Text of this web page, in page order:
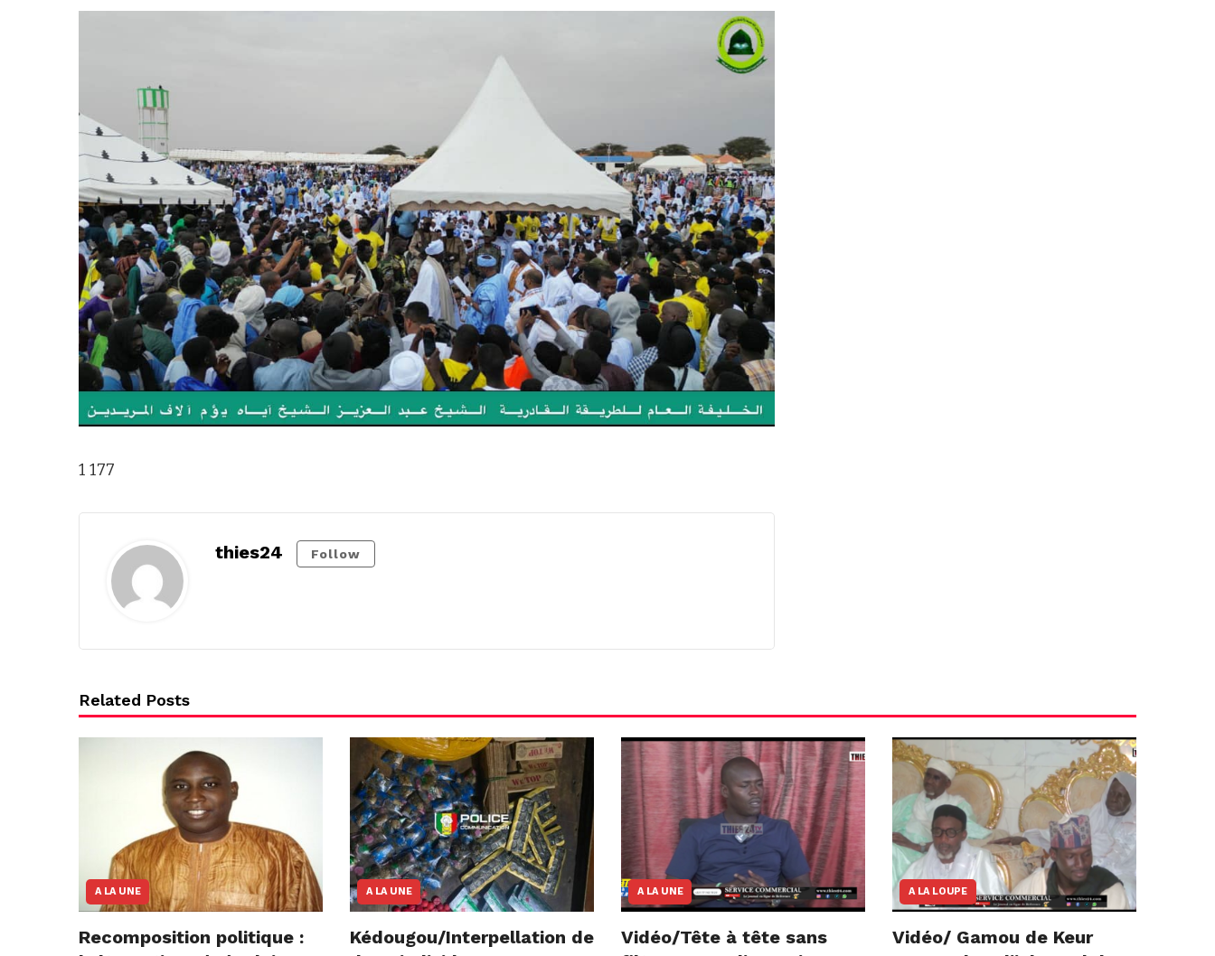
1 177
thies24 Follow
Related Posts
A LA UNE
Recomposition politique :
A LA UNE
Kédougou/Interpellation de
A LA UNE
Vidéo/Tête à tête sans
A LA LOUPE
Vidéo/ Gamou de Keur